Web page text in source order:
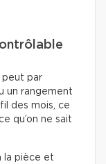
peut par
un rangement
des mois, ce
qu’on ne sait
la pièce et